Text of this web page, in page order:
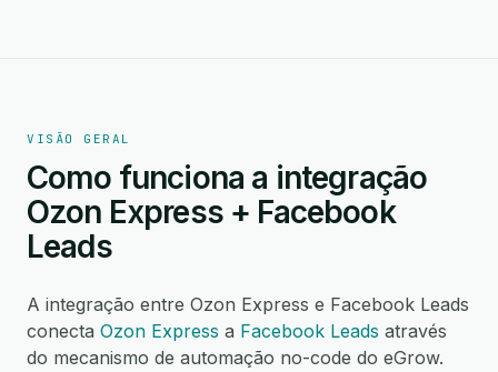
VISÃO GERAL
Como funciona a integração
Ozon Express + Facebook
Leads
A integração entre Ozon Express e Facebook Leads
conecta Ozon Express a Facebook Leads através
do mecanismo de automação no-code do eGrow.